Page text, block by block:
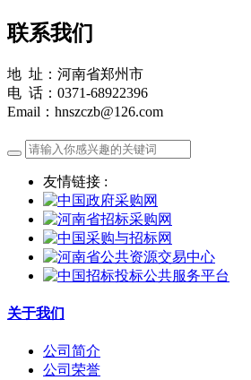
联系我们
地 址：河南省郑州市
电 话：0371-68922396
Email：hnszczb@126.com
友情链接 :
关于我们
公司简介
公司荣誉